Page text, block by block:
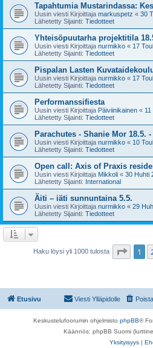
Tapahtumia Mustarindassa:
Uusin viesti Kirjoittaja markuspetz « 30
Lähetetty Sijainti: Tiedotteet
Yhteisöpuutarha projektitila
Uusin viesti Kirjoittaja nurmikko « 17
Lähetetty Sijainti: Tiedotteet
Pispalan Lasten
Uusin viesti Kirjoittaja nurmikko « 17
Lähetetty Sijainti: Tiedotteet
Performanssifiesta
Uusin viesti Kirjoittaja Päiviinikainen «
Lähetetty Sijainti: Tiedotteet
Parachutes - Shanie Mor 18.5. -
Uusin viesti Kirjoittaja nurmikko « 10
Lähetetty Sijainti: Tiedotteet
Open call: Axis of Praxis
Uusin viesti Kirjoittaja Mikkoli « 30 Huhti
Lähetetty Sijainti: International
Äiti – iäti sunnuntaina 5.5.
Uusin viesti Kirjoittaja nurmikko « 29
Lähetetty Sijainti: Tiedotteet
Haku löysi yli 1000 tulosta Sivu /
1
Etusivu Viesti Ylläpidolle
Keskustelufoorumin ohjelmisto phpBB®
Käännös: phpBB Suomi
Yksityisyys |